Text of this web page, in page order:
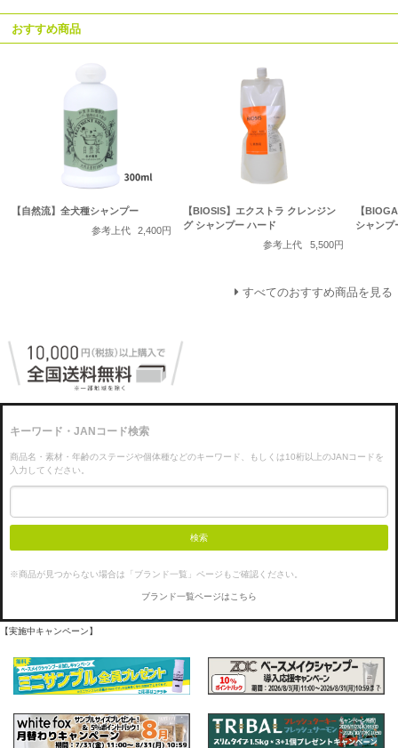
おすすめ商品
【自然流】全犬種シャンプー
参考上代
2,400円
【BIOSIS】エクストラ クレンジン
グ シャンプー ハード
参考上代
5,500円
【
シャンプ
すべてのおすすめ商品を見る
キーワード・JANコード検索
商品名・素材・年齢のステージや個体種などのキーワード、もしくは10桁以上のJANコードを
入力してください。
検索
※商品が見つからない場合は「ブランド一覧」ページもご確認ください。
ブランド一覧ページはこちら
【実施中キャンペーン】